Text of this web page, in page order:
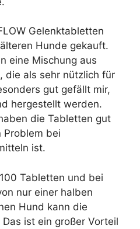
Gelenktabletten
Hunde gekauft.
eine Mischung aus
die als sehr nützlich für
gut gefällt mir,
hergestellt werden.
die Tabletten gut
bei
ist.
Tabletten und bei
nur einer halben
Hund kann die
ist ein großer Vorteil